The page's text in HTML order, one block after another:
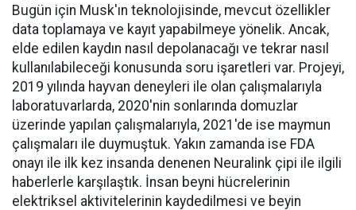
Bugün için Musk'ın teknolojisinde, mevcut özellikler
data toplamaya ve kayıt yapabilmeye yönelik. Ancak,
elde edilen kaydın nasıl depolanacağı ve tekrar nasıl
kullanılabileceği konusunda soru işaretleri var. Projeyi,
2019 yılında hayvan deneyleri ile olan çalışmalarıyla
laboratuvarlarda, 2020'nin sonlarında domuzlar
üzerinde yapılan çalışmalarıyla, 2021'de ise maymun
çalışmaları ile duymuştuk. Yakın zamanda ise FDA
onayı ile ilk kez insanda denenen Neuralink çipi ile ilgili
haberlerle karşılaştık. İnsan beyni hücrelerinin
elektriksel aktivitelerinin kaydedilmesi ve beyin